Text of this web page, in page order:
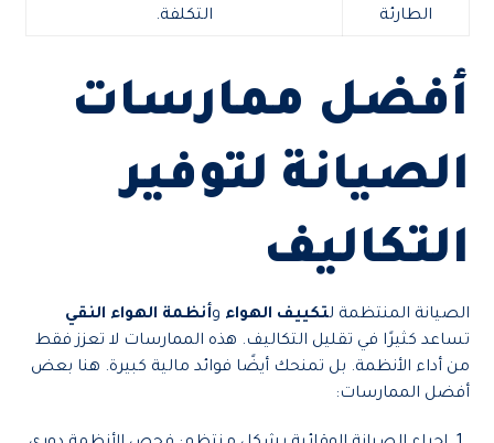
الطارئة
التكلفة.
أفضل ممارسات
الصيانة لتوفير
التكاليف
الصيانة المنتظمة لتكييف الهواء وأنظمة الهواء النقي
تساعد كثيرًا في تقليل التكاليف. هذه الممارسات لا تعزز فقط
من أداء الأنظمة. بل تمنحك أيضًا فوائد مالية كبيرة. هنا بعض
أفضل الممارسات: